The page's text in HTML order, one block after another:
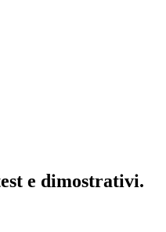
e dimostrativi.